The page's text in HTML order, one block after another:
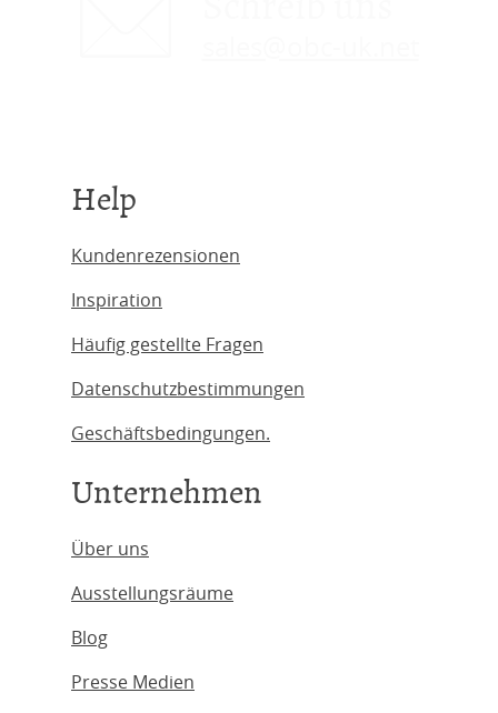
Help
Kundenrezensionen
Inspiration
Häufig gestellte Fragen
Datenschutzbestimmungen
Geschäftsbedingungen.
Unternehmen
Über uns
Ausstellungsräume
Blog
Presse Medien